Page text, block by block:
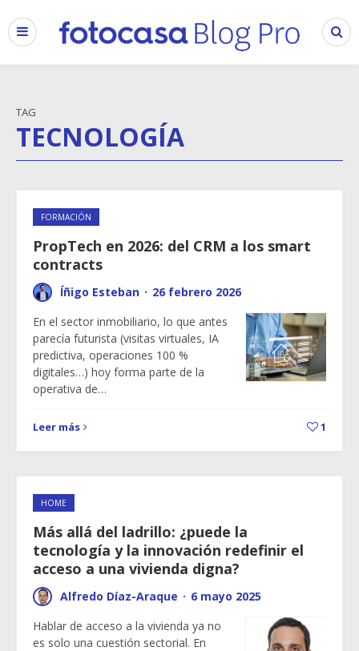
TAG
TECNOLOGÍA
FORMACIÓN
PropTech en 2026: del CRM a los smart
contracts
Íñigo Esteban · 26 febrero 2026
En el sector inmobiliario, lo que antes
parecía futurista (visitas virtuales, IA
predictiva, operaciones 100 %
digitales…) hoy forma parte de la
operativa de…
Leer más 1
HOME
Más allá del ladrillo: ¿puede la
tecnología y la innovación redefinir el
acceso a una vivienda digna?
Alfredo Díaz-Araque · 6 mayo 2025
Hablar de acceso a la vivienda ya no
es solo una cuestión sectorial. En